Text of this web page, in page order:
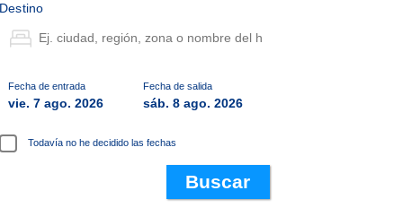
Destino
Fecha de entrada
vie. 7 ago. 2026
Fecha de salida
sáb. 8 ago. 2026
Todavía no he decidido las fechas